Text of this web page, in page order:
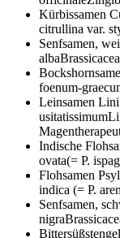
Kürbissamen
citrullina var.
Senfsamen,
foenum-
Leinsamen Lini
Indische
ovata(= P.
Flohsamen
indica (= P.
Senfsamen,
Bittersüßstengel